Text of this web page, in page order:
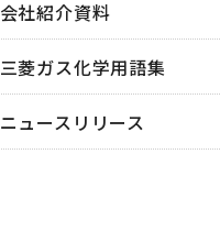
会社紹介資料
三菱ガス化学用語集
ニュースリリース